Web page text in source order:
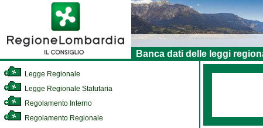
Banca dati delle leggi
Legge Regionale
Legge Regionale Statutaria
Regolamento Interno
Regolamento Regionale